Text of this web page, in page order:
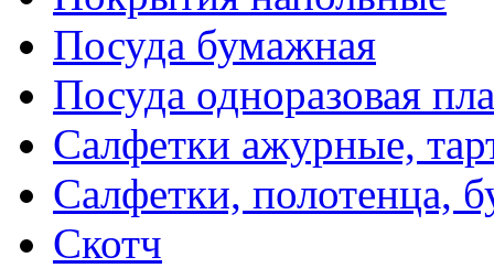
Посуда бумажная
Посуда одноразовая
Салфетки ажурные,
Салфетки, полотенца,
Скотч